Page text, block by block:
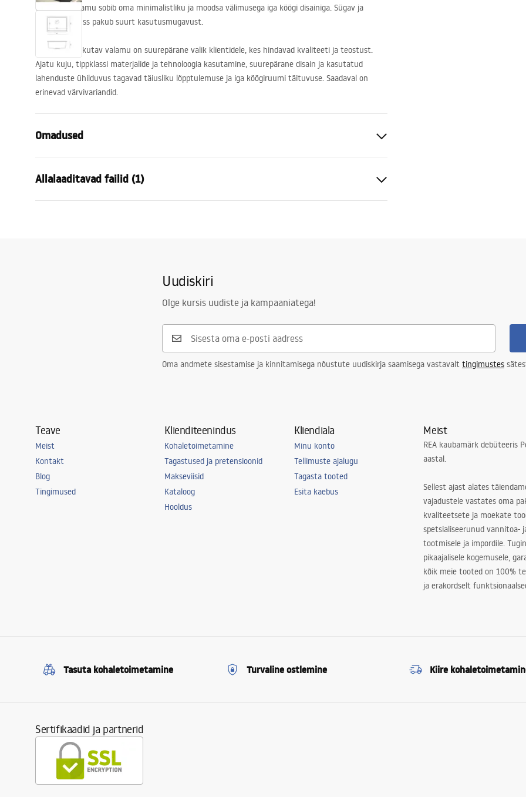
Graniidist valamu sobib oma minimalistliku ja moodsa välimusega iga köögi disainiga. Sügav ja
mahukas kauss pakub suurt kasutusmugavust.
Meie poolt pakutav valamu on suurepärane valik klientidele, kes hindavad kvaliteeti ja teostust.
Ajatu kuju, tippklassi materjalide ja tehnoloogia kasutamine, suurepärane disain ja kasutatud
lahenduste ühilduvus tagavad täiusliku lõpptulemuse ja iga köögiruumi täituvuse. Saadaval on
erinevad värvivariandid.
Omadused
Valamu laius (mm)
Valamu kausi sügavus (mm)
215mm
90 mm
köök, nõudepesumasinas pestav
25 aastat
Allalaaditavad failid (1)
Uudiskiri
Olge kursis uudiste ja kampaaniatega!
Oma andmete sisestamise ja kinnitamisega nõustute uudiskirja saamisega vastavalt tingimustes
Teave
Meist
Kontakt
Blog
Tingimused
Klienditeenindus
Kohaletoimetamine
Tagastused ja pretensioonid
Makseviisid
Kataloog
Hooldus
Kliendiala
Minu konto
Tellimuste ajalugu
Tagasta tooted
Esita kaebus
Meist
REA kaubamärk debüteeris
aastal.
Sellest ajast alates
vajadustele vastates oma
kvaliteetsete ja moekate
spetsialiseerunud vannitoa-
tootmisele ja impordile.
pikaajalisele kogemusele,
kõik meie tooted on 100%
ja erakordselt
Tasuta kohaletoimetamine Turvaline ostlemine Kiire
Sertifikaadid ja partnerid